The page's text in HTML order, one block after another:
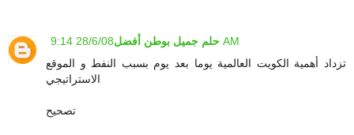
حلم جميل بوطن أفضل 28/6/08 9:14 AM
تزداد أهمية الكويت العالمية يوما بعد يوم بسبب النفط و الموقع
الاستراتيجي
تصحيح